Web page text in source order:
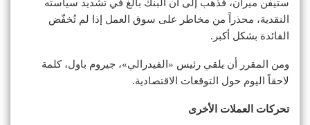
ستيفن ميران، فذهب إلى أن البنك بالغ في تشديد سياسته
النقدية، محذراً من مخاطر على سوق العمل إذا لم تُخفّض
الفائدة بشكل أكبر.
ومن المقرر أن يلقي رئيس «الفيدرالي»، جيروم باول، كلمة
لاحقاً اليوم حول التوقعات الاقتصادية.
تحركات العملات الأخرى